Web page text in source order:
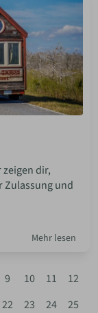
zeigen dir,
Zulassung und
Mehr lesen
9 10 11
12
22 23 24
25